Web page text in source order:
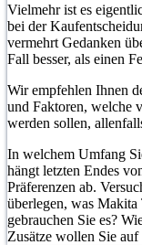
Vielmehr ist es
bei der
vermehrt Gedanken
Fall besser, als einen
Wir empfehlen Ihnen
und Faktoren, welche
werden sollen,
In welchem Umfang
hängt letzten Endes
Präferenzen ab.
überlegen, was Makita
gebrauchen Sie es?
Zusätze wollen Sie